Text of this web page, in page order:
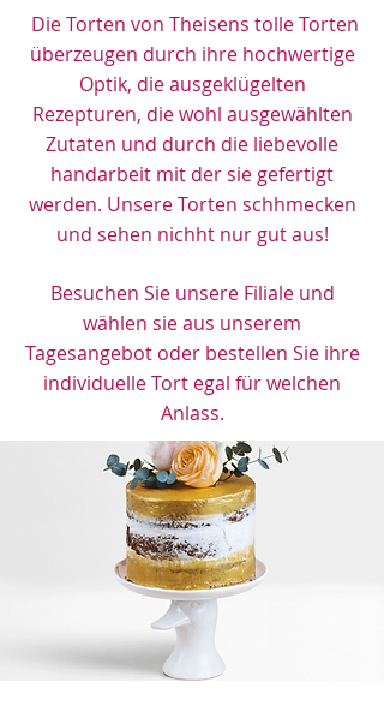
Die Torten von Theisens tolle Torten
überzeugen durch ihre hochwertige
Optik, die ausgeklügelten
Rezepturen, die wohl ausgewählten
Zutaten und durch die liebevolle
handarbeit mit der sie gefertigt
werden. Unsere Torten schhmecken
und sehen nichht nur gut aus!
Besuchen Sie unsere Filiale und
wählen sie aus unserem
Tagesangebot oder bestellen Sie ihre
individuelle Tort egal für welchen
Anlass.